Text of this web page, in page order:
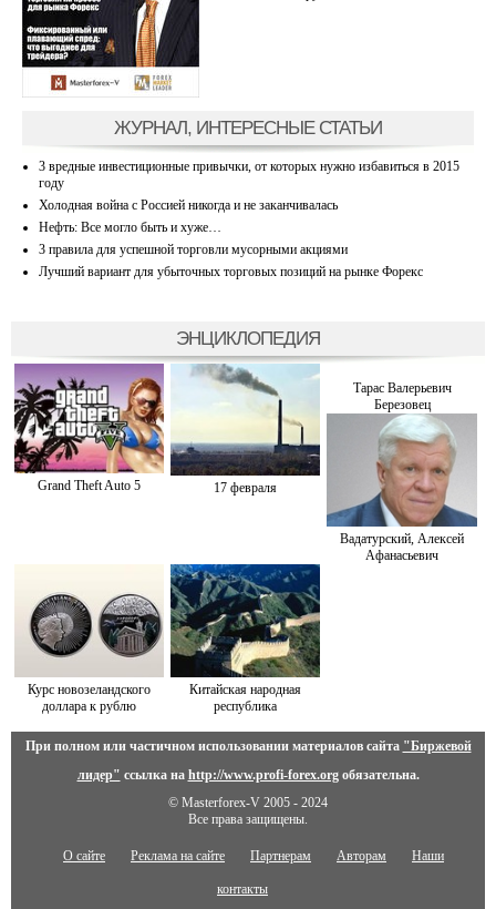
ЖУРНАЛ, ИНТЕРЕСНЫЕ СТАТЬИ
3 вредные инвестиционные привычки, от которых нужно избавиться в 2015
году
Холодная война с Россией никогда и не заканчивалась
Нефть: Все могло быть и хуже…
3 правила для успешной торговли мусорными акциями
Лучший вариант для убыточных торговых позиций на рынке Форекс
ЭНЦИКЛОПЕДИЯ
Grand Theft Auto 5 17 февраля
Тарас Валерьевич
Березовец
Вадатурский, Алексей
Афанасьевич
Курс новозеландского
доллара к рублю
Китайская народная
республика
При полном или частичном использовании материалов сайта "Биржевой
лидер" ссылка на http://www.profi-forex.orgобязательна.
© Masterforex-V 2005 - 2024
Все права защищены.
О сайте Реклама на сайте Партнерам Авторам Наши
контакты